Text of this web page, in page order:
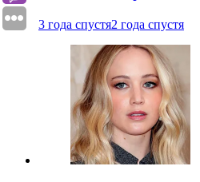
3 года спустя2 года спустя